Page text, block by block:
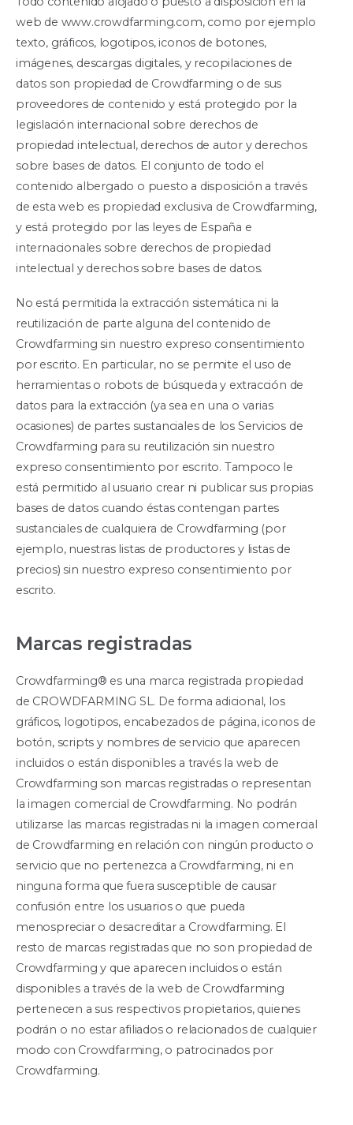
web de www.crowdfarming.com, como por ejemplo
texto, gráficos, logotipos, iconos de botones,
imágenes, descargas digitales, y recopilaciones de
datos son propiedad de Crowdfarming o de sus
proveedores de contenido y está protegido por la
legislación internacional sobre derechos de
propiedad intelectual, derechos de autor y derechos
sobre bases de datos. El conjunto de todo el
contenido albergado o puesto a disposición a través
de esta web es propiedad exclusiva de Crowdfarming,
y está protegido por las leyes de España e
internacionales sobre derechos de propiedad
intelectual y derechos sobre bases de datos.
No está permitida la extracción sistemática ni la
reutilización de parte alguna del contenido de
Crowdfarming sin nuestro expreso consentimiento
por escrito. En particular, no se permite el uso de
herramientas o robots de búsqueda y extracción de
datos para la extracción (ya sea en una o varias
ocasiones) de partes sustanciales de los Servicios de
Crowdfarming para su reutilización sin nuestro
expreso consentimiento por escrito. Tampoco le
está permitido al usuario crear ni publicar sus propias
bases de datos cuando éstas contengan partes
sustanciales de cualquiera de Crowdfarming (por
ejemplo, nuestras listas de productores y listas de
precios) sin nuestro expreso consentimiento por
escrito.
Marcas registradas
Crowdfarming® es una marca registrada propiedad
de CROWDFARMING SL. De forma adicional, los
gráficos, logotipos, encabezados de página, iconos de
botón, scripts y nombres de servicio que aparecen
incluidos o están disponibles a través la web de
Crowdfarming son marcas registradas o representan
la imagen comercial de Crowdfarming. No podrán
utilizarse las marcas registradas ni la imagen comercial
de Crowdfarming en relación con ningún producto o
servicio que no pertenezca a Crowdfarming, ni en
ninguna forma que fuera susceptible de causar
confusión entre los usuarios o que pueda
menospreciar o desacreditar a Crowdfarming. El
resto de marcas registradas que no son propiedad de
Crowdfarming y que aparecen incluidos o están
disponibles a través de la web de Crowdfarming
pertenecen a sus respectivos propietarios, quienes
podrán o no estar afiliados o relacionados de cualquier
modo con Crowdfarming, o patrocinados por
Crowdfarming.